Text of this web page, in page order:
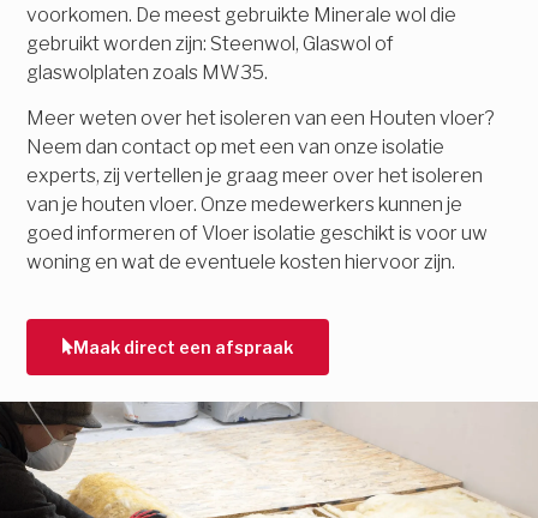
voorkomen. De meest gebruikte Minerale wol die
gebruikt worden zijn: Steenwol, Glaswol of
glaswolplaten zoals MW35.
Meer weten over het isoleren van een Houten vloer?
Neem dan contact op met een van onze isolatie
experts, zij vertellen je graag meer over het isoleren
van je houten vloer. Onze medewerkers kunnen je
goed informeren of Vloer isolatie geschikt is voor uw
woning en wat de eventuele kosten hiervoor zijn.
Maak direct een afspraak